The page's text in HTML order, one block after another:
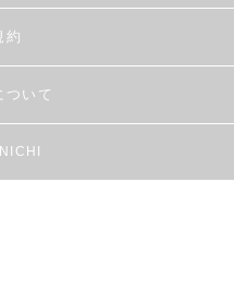
約
ついて